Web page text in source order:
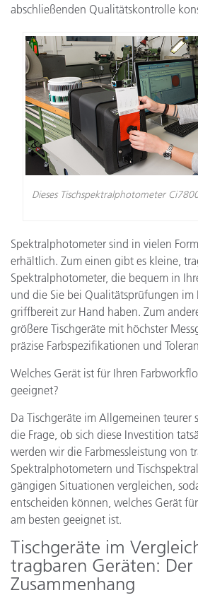
abschließenden Qualitätskontrolle
Dieses Tischspektralphotometer
Spektralphotometer sind in vielen
erhältlich. Zum einen gibt es kleine,
Spektralphotometer, die bequem in
und die Sie bei Qualitätsprüfungen im
griffbereit zur Hand haben. Zum
größere Tischgeräte mit höchster
präzise Farbspezifikationen und
Welches Gerät ist für Ihren
geeignet?
Da Tischgeräte im Allgemeinen teurer
die Frage, ob sich diese Investition
werden wir die Farbmessleistung von
Spektralphotometern und
gängigen Situationen vergleichen,
entscheiden können, welches Gerät
am besten geeignet ist.
Tischgeräte im
tragbaren Geräten: Der
Zusammenhang